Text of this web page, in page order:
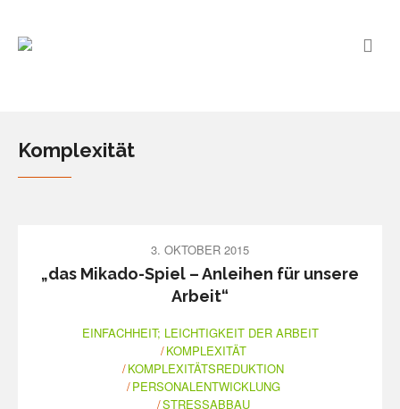
Komplexität
3. OKTOBER 2015
„das Mikado-Spiel – Anleihen für unsere
Arbeit“
EINFACHHEIT; LEICHTIGKEIT DER ARBEIT
KOMPLEXITÄT
KOMPLEXITÄTSREDUKTION
PERSONALENTWICKLUNG
STRESSABBAU